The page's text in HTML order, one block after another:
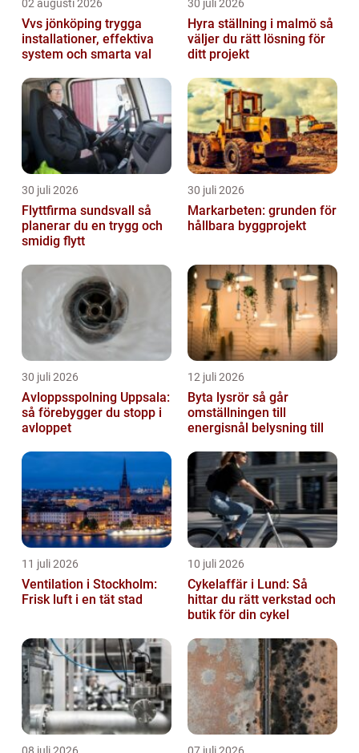
02 augusti 2026
Vvs jönköping trygga
installationer, effektiva
system och smarta val
30 juli 2026
Hyra ställning i malmö så
väljer du rätt lösning för
ditt projekt
30 juli 2026
Flyttfirma sundsvall så
planerar du en trygg och
smidig flytt
30 juli 2026
Markarbeten: grunden för
hållbara byggprojekt
30 juli 2026
Avloppsspolning Uppsala:
så förebygger du stopp i
avloppet
12 juli 2026
Byta lysrör så går
omställningen till
energisnål belysning till
11 juli 2026
Ventilation i Stockholm:
Frisk luft i en tät stad
10 juli 2026
Cykelaffär i Lund: Så
hittar du rätt verkstad och
butik för din cykel